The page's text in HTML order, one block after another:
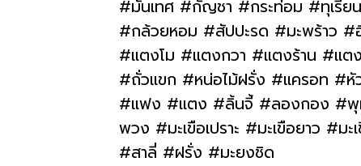
#มันเทศ #กัญชา #กระท่อม #ทุเรี
#กล้วยหอม #สัปปะรด #มะพร้าว #
#แตงโม #แตงกวา #แตงร้าน #แตง
#ถั่วแขก #หน่อไม้ฝรั่ง #แครอท #หั
#แฟง #แตง #ลิ้นจี้ #ลองกอง #พุ
พวง #มะเขือเปราะ #มะเขือยาว #
#สาลี่ #ฝรั่ง #มะยงชิด